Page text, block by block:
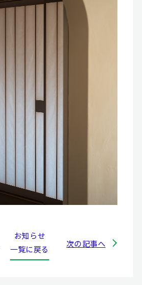
お知らせ
一覧に戻る
次の記事へ